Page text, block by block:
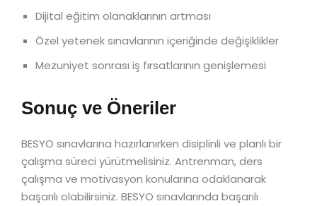
Dijital eğitim olanaklarının artması
Özel yetenek sınavlarının içeriğinde değişiklikler
Mezuniyet sonrası iş fırsatlarının genişlemesi
Sonuç ve Öneriler
BESYO sınavlarına hazırlanırken disiplinli ve planlı bir
çalışma süreci yürütmelisiniz. Antrenman, ders
çalışma ve motivasyon konularına odaklanarak
başarılı olabilirsiniz. BESYO sınavlarında başarılı